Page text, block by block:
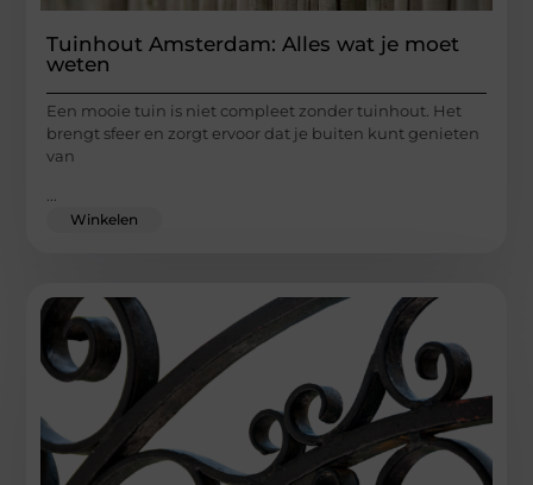
Tuinhout Amsterdam: Alles wat je moet
weten
Een mooie tuin is niet compleet zonder tuinhout. Het
brengt sfeer en zorgt ervoor dat je buiten kunt genieten
van
Winkelen